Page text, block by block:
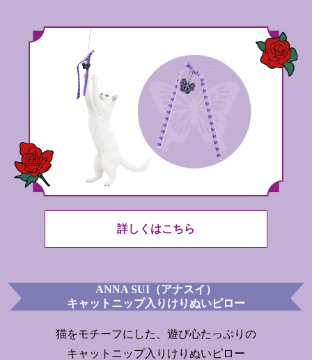
詳しくはこちら
ANNA SUI（アナスイ）
キャットニップ入りけりぬいピロー
猫をモチーフにした、遊び心たっぷりの
キャットニップ入りけりぬいピロー